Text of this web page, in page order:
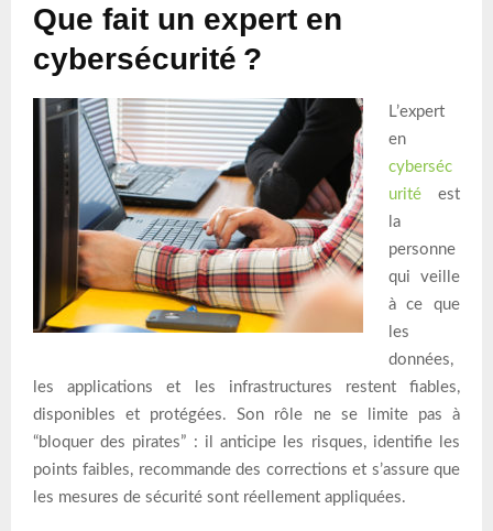
Que fait un expert en
cybersécurité ?
L’expert
en
cyberséc
uritéest
la
personne
qui veille
à ce que
les
données,
les applications et les infrastructures restent fiables,
disponibles et protégées. Son rôle ne se limite pas à
“bloquer des pirates” : il anticipe les risques, identifie les
points faibles, recommande des corrections et s’assure que
les mesures de sécurité sont réellement appliquées.